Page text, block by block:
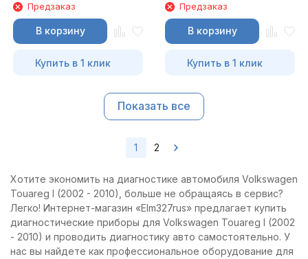
Предзаказ
В корзину
Купить в 1 клик
Предзаказ
В корзину
Купить в 1 клик
Показать все
1 2
Хотите экономить на диагностике автомобиля Volkswagen
Touareg I (2002 - 2010), больше не обращаясь в сервис?
Легко! Интернет-магазин «Elm327rus» предлагает купить
диагностические приборы для Volkswagen Touareg I (2002
- 2010) и проводить диагностику авто самостоятельно. У
нас вы найдете как профессиональное оборудование для